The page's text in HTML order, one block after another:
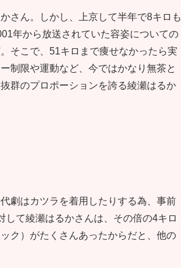
さん。しかし、上京して半年で8キロも
年から放送されていた容姿についての
そこで、51キロまで痩せなかったら実
制限や運動など、今ではかなり無茶と
群のプロポーションを誇る綾瀬はるか
劇はカツラを着用したりする為、事前
て綾瀬はるかさんは、その倍の4キロ
ク）がたくさんあったからだと、他の